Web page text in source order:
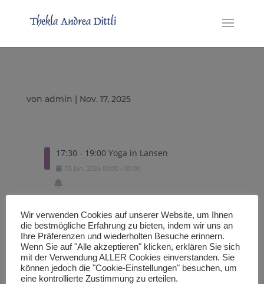
von admin | Nov. 17, 2025
17:30 - 19:00 Yoga in Lansen
05 Jan. 2026 00:00 - 00:00
Exportiere eine .ICS Datei
Importiere in den Google Kalender
Wir verwenden Cookies auf unserer Website, um Ihnen
die bestmögliche Erfahrung zu bieten, indem wir uns an
Ihre Präferenzen und wiederholten Besuche erinnern.
Wenn Sie auf "Alle akzeptieren" klicken, erklären Sie sich
mit der Verwendung ALLER Cookies einverstanden. Sie
können jedoch die "Cookie-Einstellungen" besuchen, um
eine kontrollierte Zustimmung zu erteilen.